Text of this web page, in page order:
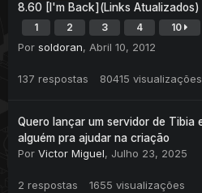
8.60 [I'm Back](Links Atualizados)
1 2 3 4 10
Por soldoran, Abril 10, 2012
137 respostas 80415 visualizações
Quero lançar um servidor de Tibia
alguém pra ajudar na criação
Por Victor Miguel, Julho 23, 2025
2 respostas 1655 visualizações